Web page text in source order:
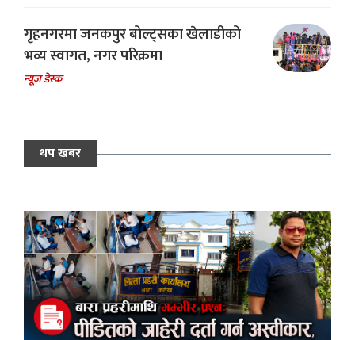
गृहनगरमा जनकपुर बोल्ट्सका खेलाडीको
भव्य स्वागत, नगर परिक्रमा
न्यूज डेस्क
थप खबर